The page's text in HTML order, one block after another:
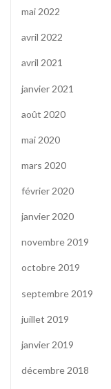
mai 2022
avril 2022
avril 2021
janvier 2021
août 2020
mai 2020
mars 2020
février 2020
janvier 2020
novembre 2019
octobre 2019
septembre 2019
juillet 2019
janvier 2019
décembre 2018